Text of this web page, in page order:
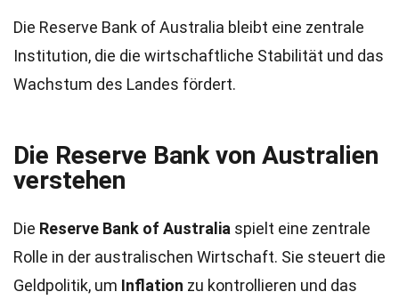
Die Reserve Bank of Australia bleibt eine zentrale
Institution, die die wirtschaftliche Stabilität und das
Wachstum des Landes fördert.
Die Reserve Bank von Australien
verstehen
Die Reserve Bank of Australia spielt eine zentrale
Rolle in der australischen Wirtschaft. Sie steuert die
Geldpolitik, um Inflation zu kontrollieren und das